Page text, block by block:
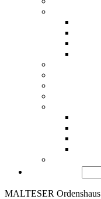
MALTESER Ordenshaus